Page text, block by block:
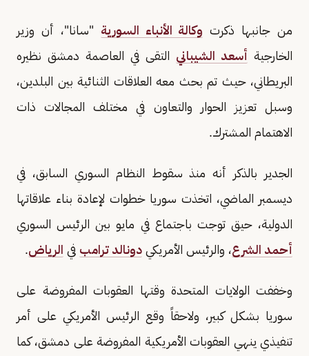
من جانبها ذكرت وكالة الأنباء السورية "سانا"، أن وزير
الخارجية أسعد الشيباني التقى في العاصمة دمشق نظيره
البريطاني، حيث تم بحث معه العلاقات الثنائية بين البلدين،
وسبل تعزيز الحوار والتعاون في مختلف المجالات ذات
الاهتمام المشترك.
الجدير بالذكر أنه منذ سقوط النظام السوري السابق، في
ديسمبر الماضي، اتخذت سوريا خطوات لإعادة بناء علاقاتها
الدولية، حيق توجت باجتماع في مايو بين الرئيس السوري
أحمد الشرع، والرئيس الأمريكي دونالد ترامب في الرياض.
وخففت الولايات المتحدة وقتها العقوبات المفروضة على
سوريا بشكل كبير، ولاحقاً وقع الرئيس الأمريكي على أمر
تنفيذي ينهي العقوبات الأمريكية المفروضة على دمشق، كما